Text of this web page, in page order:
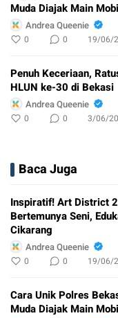
Muda Diajak Main
Andrea Queenie
0 0 19/06/
Penuh Keceriaan,
HLUN ke-30 di Bekasi
Andrea Queenie
0 0 3/06/
Baca Juga
Inspiratif! Art District
Bertemunya Seni,
Cikarang
Andrea Queenie
0 0 19/06/
Cara Unik Polres
Muda Diajak Main